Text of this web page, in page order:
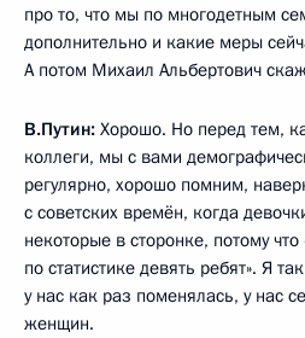
про то, что мы по многодетным
дополнительно и какие меры
А потом Михаил Альбертович
В.Путин: Хорошо. Но перед тем,
коллеги, мы с вами
регулярно, хорошо помним,
с советских времён, когда
некоторые в сторонке, потому
по статистике девять ребят». Я
у нас как раз поменялась, у нас
женщин.